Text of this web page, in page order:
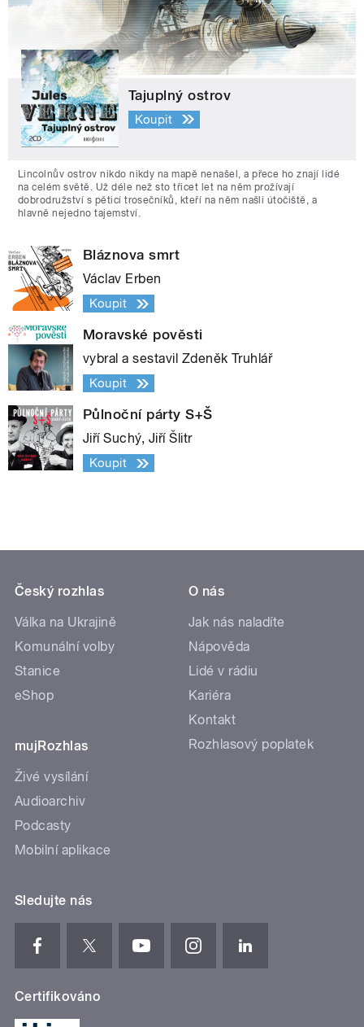
Tajuplný ostrov
Koupit
Lincolnův ostrov nikdo nikdy na mapě nenašel, a přece ho znají lidé
na celém světě. Už déle než sto třicet let na něm prožívají
dobrodružství s pěticí trosečníků, kteří na něm našli útočiště, a
hlavně nejedno tajemství.
Bláznova smrt
Václav Erben
Koupit
Moravské pověsti
vybral a sestavil Zdeněk Truhlář
Koupit
Půlnoční párty S+Š
Jiří Suchý, Jiří Šlitr
Koupit
Český rozhlas
Válka na Ukrajině
Komunální volby
Stanice
eShop
mujRozhlas
Živé vysílání
Audioarchiv
Podcasty
Mobilní aplikace
O nás
Jak nás naladíte
Nápověda
Lidé v rádiu
Kariéra
Kontakt
Rozhlasový poplatek
Sledujte nás
Certifikováno